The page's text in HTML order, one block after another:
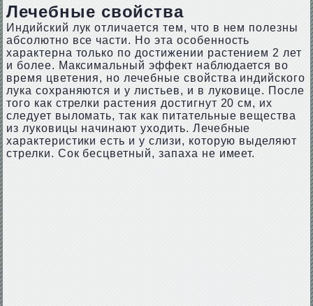
Лечебные свойства
Индийский лук отличается тем, что в нем полезны
абсолютно все части. Но эта особенность
характерна только по достижении растением 2 лет
и более. Максимальный эффект наблюдается во
время цветения, но лечебные свойства индийского
лука сохраняются и у листьев, и в луковице. После
того как стрелки растения достигнут 20 см, их
следует выломать, так как питательные вещества
из луковицы начинают уходить. Лечебные
характеристики есть и у слизи, которую выделяют
стрелки. Сок бесцветный, запаха не имеет.